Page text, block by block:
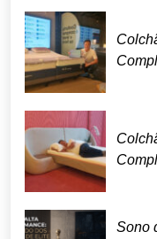
Sono